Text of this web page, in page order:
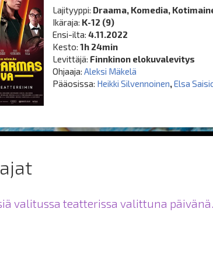
Lajityyppi: Draama, Komedia,
Ikäraja: K-12 (9)
Ensi-ilta: 4.11.2022
Kesto: 1h 24min
Levittäjä: Finnkinon elokuvalevitys
Ohjaaja: Aleksi Mäkelä
Pääosissa: Heikki Silvennoinen,Elsa
valitussa teatterissa valittuna päivänä.